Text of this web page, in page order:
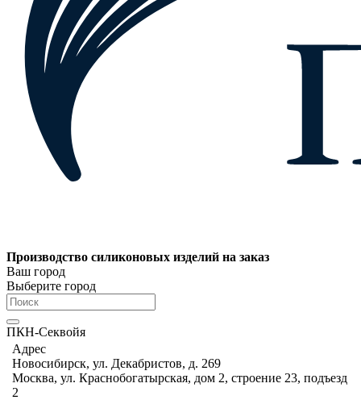
Производство силиконовых изделий на заказ
Ваш город
Выберите город
ПКН-Секвойя
Адрес
Новосибирск, ул. Декабристов, д. 269
Москва, ул. Краснобогатырская, дом 2, строение 23, подъезд
2